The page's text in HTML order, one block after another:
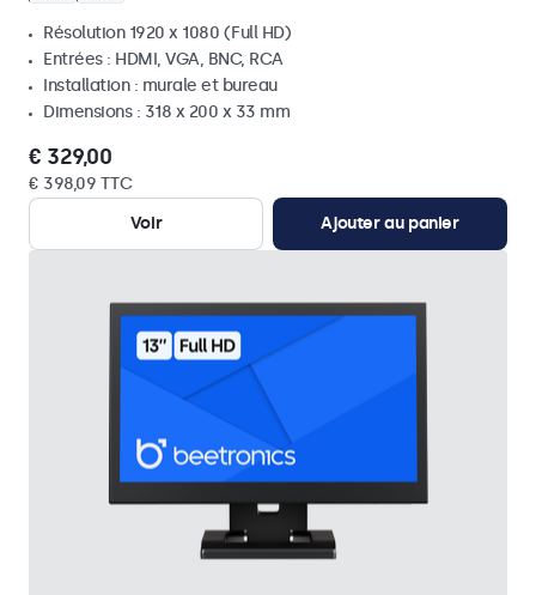
Résolution 1920 x 1080 (Full HD)
Entrées : HDMI, VGA, BNC, RCA
Installation : murale et bureau
Dimensions : 318 x 200 x 33 mm
€ 329,00
€ 398,09 TTC
Voir
Ajouter au panier